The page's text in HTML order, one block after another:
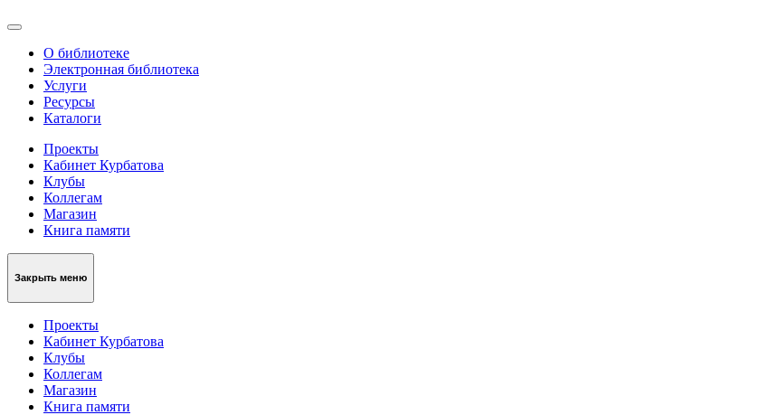
О библиотеке
Электронная библиотека
Услуги
Ресурсы
Каталоги
Проекты
Кабинет Курбатова
Клубы
Коллегам
Магазин
Книга памяти
Закрыть меню
Проекты
Кабинет Курбатова
Клубы
Коллегам
Магазин
Книга памяти